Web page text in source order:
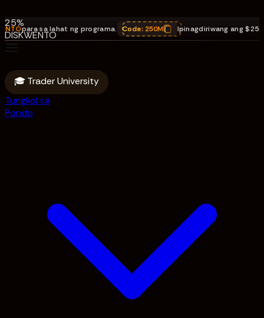
25%
DISKWENTO
Code: 250M
sa lahat ng programa. Code: 250M Ipinagdiriwang ang $250M na
🎓 Trader University
Tungkol sa
Pondo